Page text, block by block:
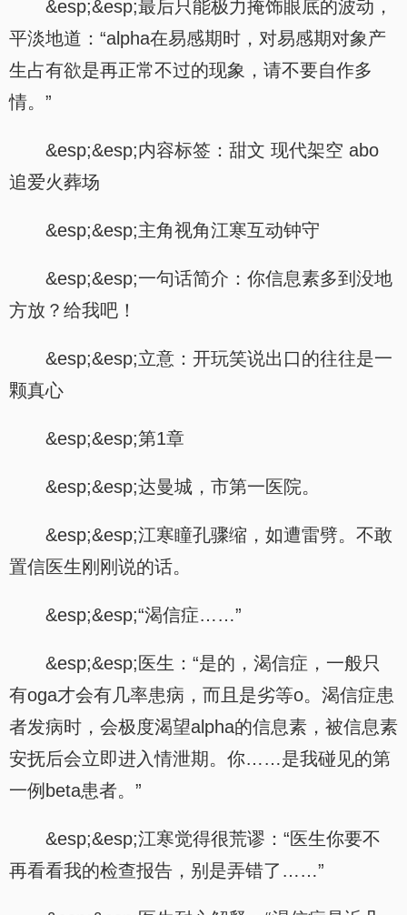
&esp;&esp;最后只能极力掩饰眼底的波动，
平淡地道：“alpha在易感期时，对易感期对象产
生占有欲是再正常不过的现象，请不要自作多
情。”
&esp;&esp;内容标签：甜文 现代架空 abo
追爱火葬场
&esp;&esp;主角视角江寒互动钟守
&esp;&esp;一句话简介：你信息素多到没地
方放？给我吧！
&esp;&esp;立意：开玩笑说出口的往往是一
颗真心
&esp;&esp;第1章
&esp;&esp;达曼城，市第一医院。
&esp;&esp;江寒瞳孔骤缩，如遭雷劈。不敢
置信医生刚刚说的话。
&esp;&esp;“渴信症……”
&esp;&esp;医生：“是的，渴信症，一般只
有oga才会有几率患病，而且是劣等o。渴信症患
者发病时，会极度渴望alpha的信息素，被信息素
安抚后会立即进入情泄期。你……是我碰见的第
一例beta患者。”
&esp;&esp;江寒觉得很荒谬：“医生你要不
再看看我的检查报告，别是弄错了……”